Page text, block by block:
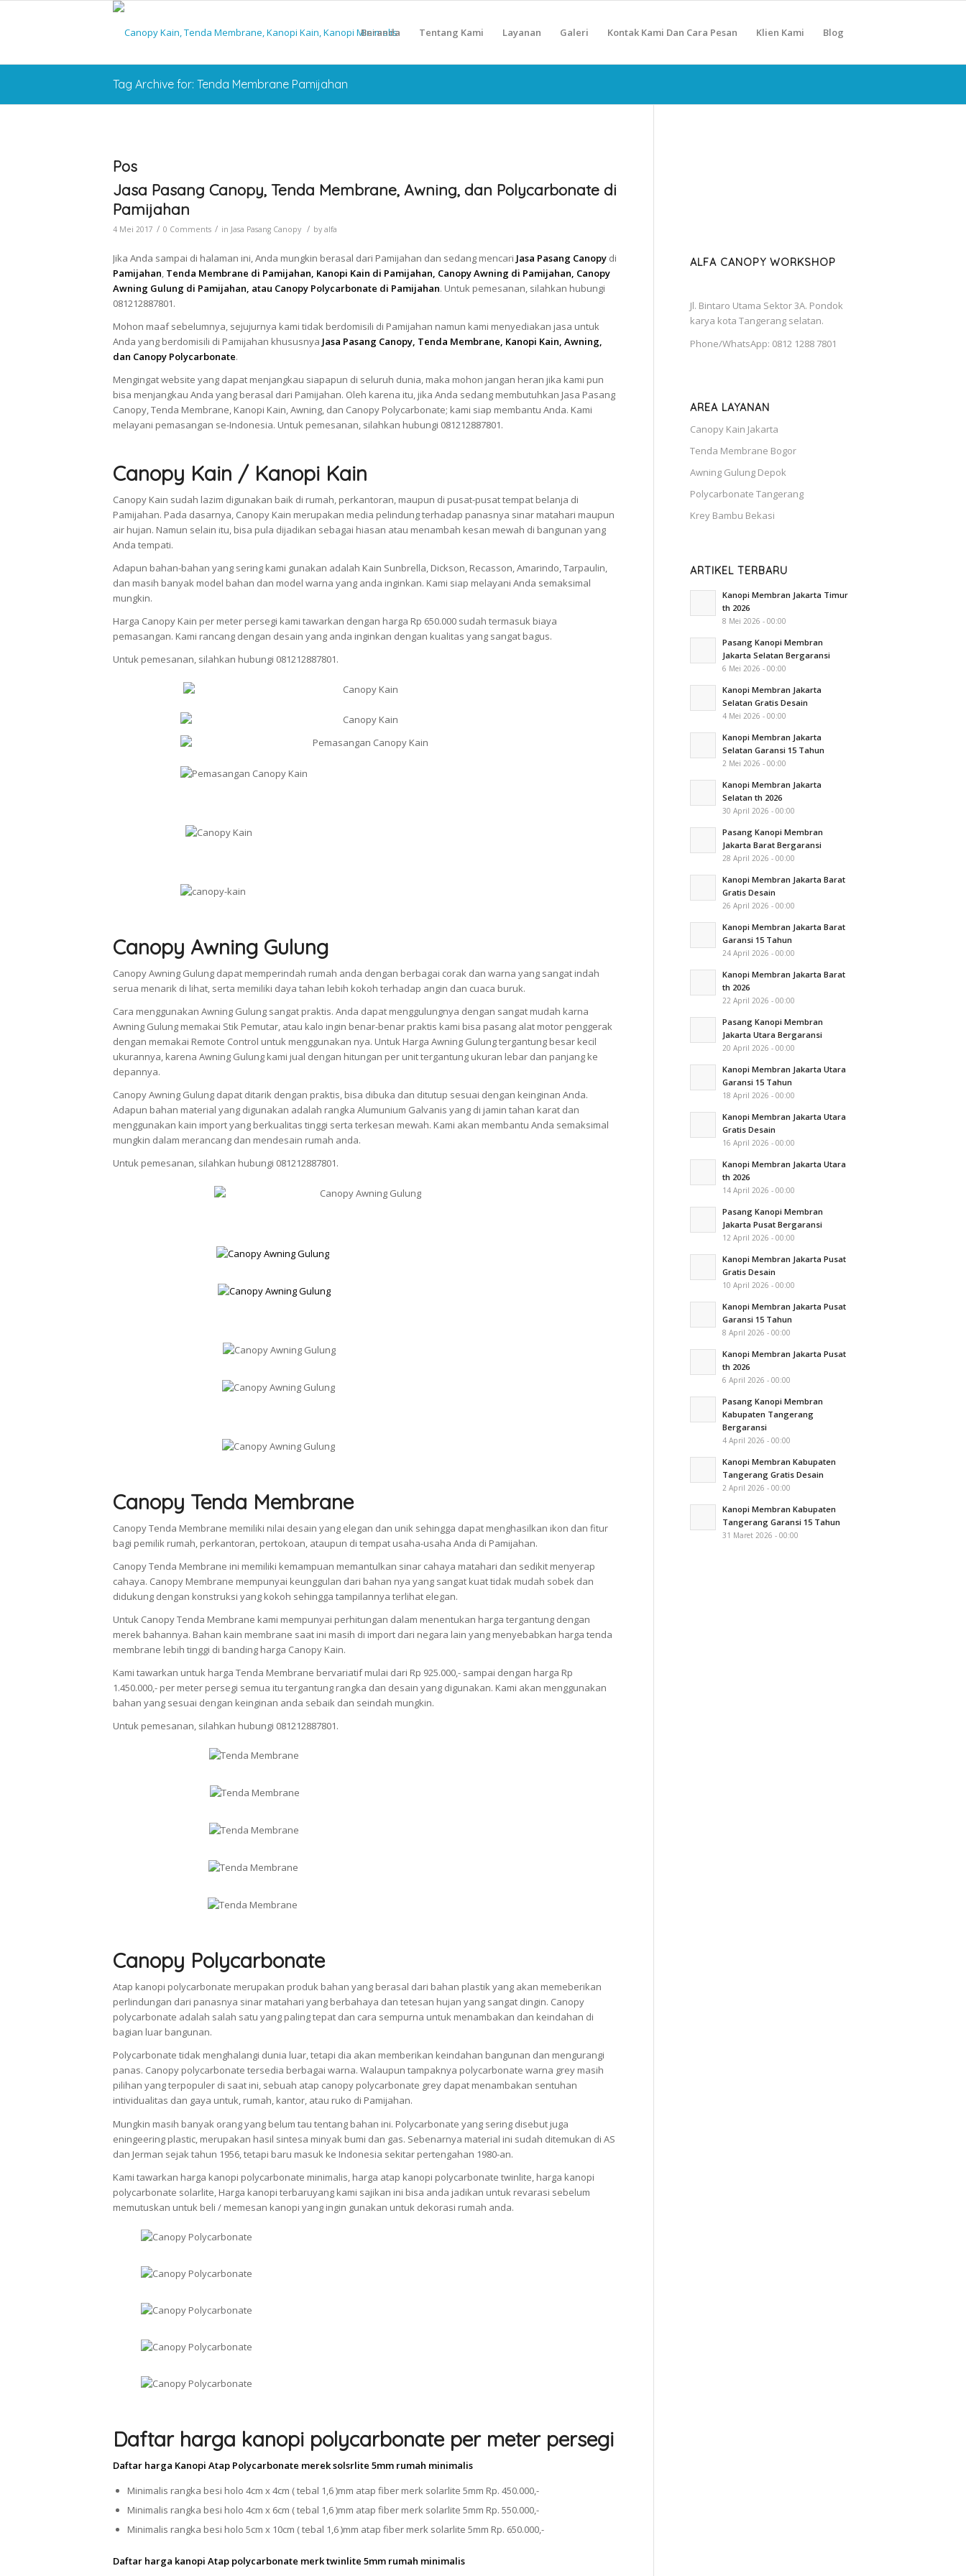
Beranda Tentang Kami Layanan Galeri Kontak Kami Dan Cara Pesan Klien Kami Blog
Tag Archive for: Tenda Membrane Pamijahan
Pos
Jasa Pasang Canopy, Tenda Membrane, Awning, dan Polycarbonate di
Pamijahan
4 Mei 2017 / 0 Comments / in Jasa Pasang Canopy / by alfa
Jika Anda sampai di halaman ini, Anda mungkin berasal dari Pamijahan dan sedang mencari Jasa Pasang Canopy di
Pamijahan, Tenda Membrane di Pamijahan, Kanopi Kain di Pamijahan, Canopy Awning di Pamijahan, Canopy
Awning Gulung di Pamijahan, atau Canopy Polycarbonate di Pamijahan. Untuk pemesanan, silahkan hubungi
081212887801.
Mohon maaf sebelumnya, sejujurnya kami tidak berdomisili di Pamijahan namun kami menyediakan jasa untuk
Anda yang berdomisili di Pamijahan khususnya Jasa Pasang Canopy, Tenda Membrane, Kanopi Kain, Awning,
dan Canopy Polycarbonate.
Mengingat website yang dapat menjangkau siapapun di seluruh dunia, maka mohon jangan heran jika kami pun
bisa menjangkau Anda yang berasal dari Pamijahan. Oleh karena itu, jika Anda sedang membutuhkan Jasa Pasang
Canopy, Tenda Membrane, Kanopi Kain, Awning, dan Canopy Polycarbonate; kami siap membantu Anda. Kami
melayani pemasangan se-Indonesia. Untuk pemesanan, silahkan hubungi 081212887801.
Canopy Kain / Kanopi Kain
Canopy Kain sudah lazim digunakan baik di rumah, perkantoran, maupun di pusat-pusat tempat belanja di
Pamijahan. Pada dasarnya, Canopy Kain merupakan media pelindung terhadap panasnya sinar matahari maupun
air hujan. Namun selain itu, bisa pula dijadikan sebagai hiasan atau menambah kesan mewah di bangunan yang
Anda tempati.
Adapun bahan-bahan yang sering kami gunakan adalah Kain Sunbrella, Dickson, Recasson, Amarindo, Tarpaulin,
dan masih banyak model bahan dan model warna yang anda inginkan. Kami siap melayani Anda semaksimal
mungkin.
Harga Canopy Kain per meter persegi kami tawarkan dengan harga Rp 650.000 sudah termasuk biaya
pemasangan. Kami rancang dengan desain yang anda inginkan dengan kualitas yang sangat bagus.
Untuk pemesanan, silahkan hubungi 081212887801.
Canopy Awning Gulung
Canopy Awning Gulung dapat memperindah rumah anda dengan berbagai corak dan warna yang sangat indah
serua menarik di lihat, serta memiliki daya tahan lebih kokoh terhadap angin dan cuaca buruk.
Cara menggunakan Awning Gulung sangat praktis. Anda dapat menggulungnya dengan sangat mudah karna
Awning Gulung memakai Stik Pemutar, atau kalo ingin benar-benar praktis kami bisa pasang alat motor penggerak
dengan memakai Remote Control untuk menggunakan nya. Untuk Harga Awning Gulung tergantung besar kecil
ukurannya, karena Awning Gulung kami jual dengan hitungan per unit tergantung ukuran lebar dan panjang ke
depannya.
Canopy Awning Gulung dapat ditarik dengan praktis, bisa dibuka dan ditutup sesuai dengan keinginan Anda.
Adapun bahan material yang digunakan adalah rangka Alumunium Galvanis yang di jamin tahan karat dan
menggunakan kain import yang berkualitas tinggi serta terkesan mewah. Kami akan membantu Anda semaksimal
mungkin dalam merancang dan mendesain rumah anda.
Untuk pemesanan, silahkan hubungi 081212887801.
Canopy Tenda Membrane
Canopy Tenda Membrane memiliki nilai desain yang elegan dan unik sehingga dapat menghasilkan ikon dan fitur
bagi pemilik rumah, perkantoran, pertokoan, ataupun di tempat usaha-usaha Anda di Pamijahan.
Canopy Tenda Membrane ini memiliki kemampuan memantulkan sinar cahaya matahari dan sedikit menyerap
cahaya. Canopy Membrane mempunyai keunggulan dari bahan nya yang sangat kuat tidak mudah sobek dan
didukung dengan konstruksi yang kokoh sehingga tampilannya terlihat elegan.
Untuk Canopy Tenda Membrane kami mempunyai perhitungan dalam menentukan harga tergantung dengan
merek bahannya. Bahan kain membrane saat ini masih di import dari negara lain yang menyebabkan harga tenda
membrane lebih tinggi di banding harga Canopy Kain.
Kami tawarkan untuk harga Tenda Membrane bervariatif mulai dari Rp 925.000,- sampai dengan harga Rp
1.450.000,- per meter persegi semua itu tergantung rangka dan desain yang digunakan. Kami akan menggunakan
bahan yang sesuai dengan keinginan anda sebaik dan seindah mungkin.
Untuk pemesanan, silahkan hubungi 081212887801.
Canopy Polycarbonate
Atap kanopi polycarbonate merupakan produk bahan yang berasal dari bahan plastik yang akan memeberikan
perlindungan dari panasnya sinar matahari yang berbahaya dan tetesan hujan yang sangat dingin. Canopy
polycarbonate adalah salah satu yang paling tepat dan cara sempurna untuk menambakan dan keindahan di
bagian luar bangunan.
Polycarbonate tidak menghalangi dunia luar, tetapi dia akan memberikan keindahan bangunan dan mengurangi
panas. Canopy polycarbonate tersedia berbagai warna. Walaupun tampaknya polycarbonate warna grey masih
pilihan yang terpopuler di saat ini, sebuah atap canopy polycarbonate grey dapat menambakan sentuhan
intividualitas dan gaya untuk, rumah, kantor, atau ruko di Pamijahan.
Mungkin masih banyak orang yang belum tau tentang bahan ini. Polycarbonate yang sering disebut juga
eningeering plastic, merupakan hasil sintesa minyak bumi dan gas. Sebenarnya material ini sudah ditemukan di AS
dan Jerman sejak tahun 1956, tetapi baru masuk ke Indonesia sekitar pertengahan 1980-an.
Kami tawarkan harga kanopi polycarbonate minimalis, harga atap kanopi polycarbonate twinlite, harga kanopi
polycarbonate solarlite, Harga kanopi terbaruyang kami sajikan ini bisa anda jadikan untuk revarasi sebelum
memutuskan untuk beli / memesan kanopi yang ingin gunakan untuk dekorasi rumah anda.
Daftar harga kanopi polycarbonate per meter persegi
Daftar harga Kanopi Atap Polycarbonate merek solsrlite 5mm rumah minimalis
Minimalis rangka besi holo 4cm x 4cm ( tebal 1,6 )mm atap fiber merk solarlite 5mm Rp. 450.000,-
Minimalis rangka besi holo 4cm x 6cm ( tebal 1,6 )mm atap fiber merk solarlite 5mm Rp. 550.000,-
Minimalis rangka besi holo 5cm x 10cm ( tebal 1,6 )mm atap fiber merk solarlite 5mm Rp. 650.000,-
Daftar harga kanopi Atap polycarbonate merk twinlite 5mm rumah minimalis
ALFA CANOPY WORKSHOP
Jl. Bintaro Utama Sektor 3A. Pondok
karya kota Tangerang selatan.
Phone/WhatsApp: 0812 1288 7801
AREA LAYANAN
Canopy Kain Jakarta
Tenda Membrane Bogor
Awning Gulung Depok
Polycarbonate Tangerang
Krey Bambu Bekasi
ARTIKEL TERBARU
Kanopi Membran Jakarta Timur
th 2026
8 Mei 2026 - 00:00
Pasang Kanopi Membran
Jakarta Selatan Bergaransi
6 Mei 2026 - 00:00
Kanopi Membran Jakarta
Selatan Gratis Desain
4 Mei 2026 - 00:00
Kanopi Membran Jakarta
Selatan Garansi 15 Tahun
2 Mei 2026 - 00:00
Kanopi Membran Jakarta
Selatan th 2026
30 April 2026 - 00:00
Pasang Kanopi Membran
Jakarta Barat Bergaransi
28 April 2026 - 00:00
Kanopi Membran Jakarta Barat
Gratis Desain
26 April 2026 - 00:00
Kanopi Membran Jakarta Barat
Garansi 15 Tahun
24 April 2026 - 00:00
Kanopi Membran Jakarta Barat
th 2026
22 April 2026 - 00:00
Pasang Kanopi Membran
Jakarta Utara Bergaransi
20 April 2026 - 00:00
Kanopi Membran Jakarta Utara
Garansi 15 Tahun
18 April 2026 - 00:00
Kanopi Membran Jakarta Utara
Gratis Desain
16 April 2026 - 00:00
Kanopi Membran Jakarta Utara
th 2026
14 April 2026 - 00:00
Pasang Kanopi Membran
Jakarta Pusat Bergaransi
12 April 2026 - 00:00
Kanopi Membran Jakarta Pusat
Gratis Desain
10 April 2026 - 00:00
Kanopi Membran Jakarta Pusat
Garansi 15 Tahun
8 April 2026 - 00:00
Kanopi Membran Jakarta Pusat
th 2026
6 April 2026 - 00:00
Pasang Kanopi Membran
Kabupaten Tangerang
Bergaransi
4 April 2026 - 00:00
Kanopi Membran Kabupaten
Tangerang Gratis Desain
2 April 2026 - 00:00
Kanopi Membran Kabupaten
Tangerang Garansi 15 Tahun
31 Maret 2026 - 00:00